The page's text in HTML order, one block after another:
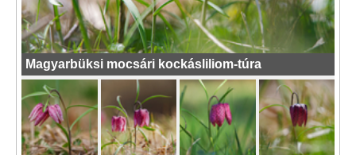
Magyarbüksi mocsári kockásliliom-túra